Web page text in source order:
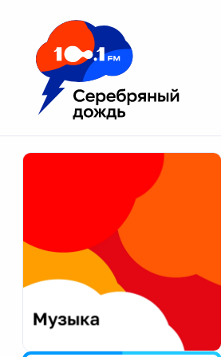
Москва 100.1 FM
Апатиты
Екатеринбург
Калининград
Калуга